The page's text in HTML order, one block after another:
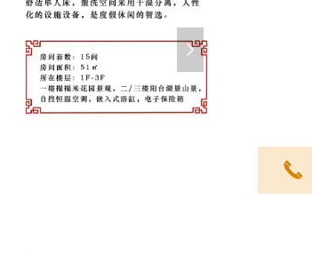
넲
끅